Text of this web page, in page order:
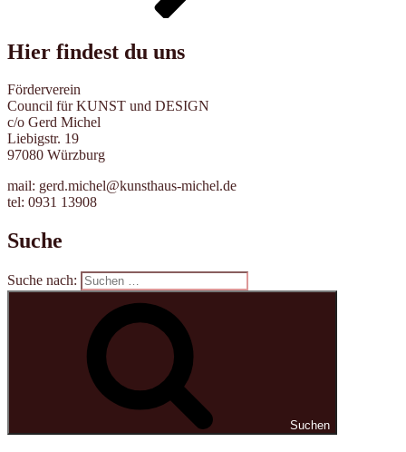
Hier findest du uns
Förderverein
Council für KUNST und DESIGN
c/o Gerd Michel
Liebigstr. 19
97080 Würzburg
mail: gerd.michel@kunsthaus-michel.de
tel: 0931 13908
Suche
Suche nach:
Suchen